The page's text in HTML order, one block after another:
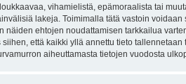
vihamielistä, epämoraalista tai
lakeja. Toimimalla tätä vastoin
näiden ehtojen noudattamisen tarkkailua
siihen, että kaikki yllä annettu tieto
aiheuttamasta tietojen vuodosta